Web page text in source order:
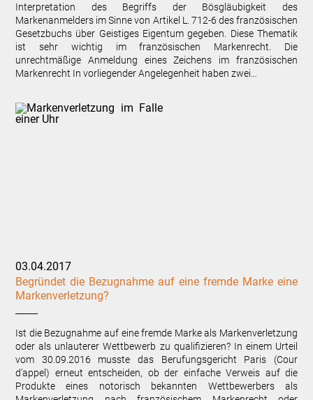
Interpretation des Begriffs der Bösgläubigkeit des
Markenanmelders im Sinne von Artikel L. 712-6 des französischen
Gesetzbuchs über Geistiges Eigentum gegeben. Diese Thematik
ist sehr wichtig im französischen Markenrecht. Die
unrechtmäßige Anmeldung eines Zeichens im französischen
Markenrecht In vorliegender Angelegenheit haben zwei…
03.04.2017
Begründet die Bezugnahme auf eine fremde Marke eine
Markenverletzung?
Ist die Bezugnahme auf eine fremde Marke als Markenverletzung
oder als unlauterer Wettbewerb zu qualifizieren? In einem Urteil
vom 30.09.2016 musste das Berufungsgericht Paris (Cour
d’appel) erneut entscheiden, ob der einfache Verweis auf die
Produkte eines notorisch bekannten Wettbewerbers als